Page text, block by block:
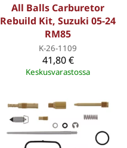
All Balls Carburetor
Rebuild Kit, Suzuki 05-24
RM85
K-26-1109
41,80 €
Keskusvarastossa